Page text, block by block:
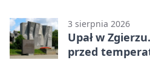
3 sierpnia 2026
Upał w
przed